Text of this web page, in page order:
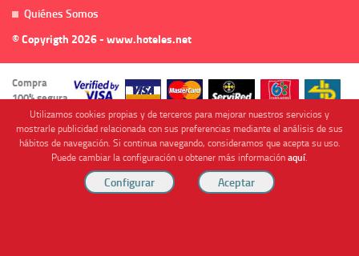
Quiénes Somos
© Copyrigth 2026 - www.hoteles.net
Compra
100% segura
Cofinanciado por
Utilizamos cookies propias y de terceros para mejorar nuestros servicios y
mostrarle publicidad relacionada con sus preferencias mediante el análisis de sus
hábitos de navegación. Si continua navegando, consideramos que acepta su uso.
Puede cambiar la configuración u obtener más informaciónaquí.